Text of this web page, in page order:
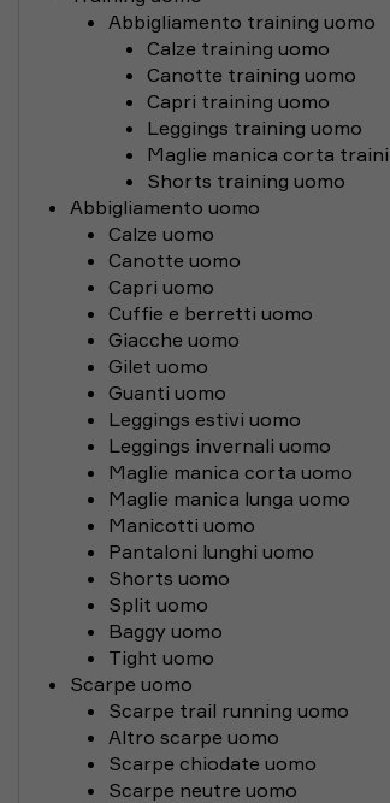
Abbigliamento training uomo
Calze training uomo
Canotte training uomo
Capri training uomo
Leggings training uomo
Maglie manica corta
Shorts training uomo
Abbigliamento uomo
Calze uomo
Canotte uomo
Capri uomo
Cuffie e berretti uomo
Giacche uomo
Gilet uomo
Guanti uomo
Leggings estivi uomo
Leggings invernali uomo
Maglie manica corta uomo
Maglie manica lunga uomo
Manicotti uomo
Pantaloni lunghi uomo
Shorts uomo
Split uomo
Baggy uomo
Tight uomo
Scarpe uomo
Scarpe trail running uomo
Altro scarpe uomo
Scarpe chiodate uomo
Scarpe neutre uomo